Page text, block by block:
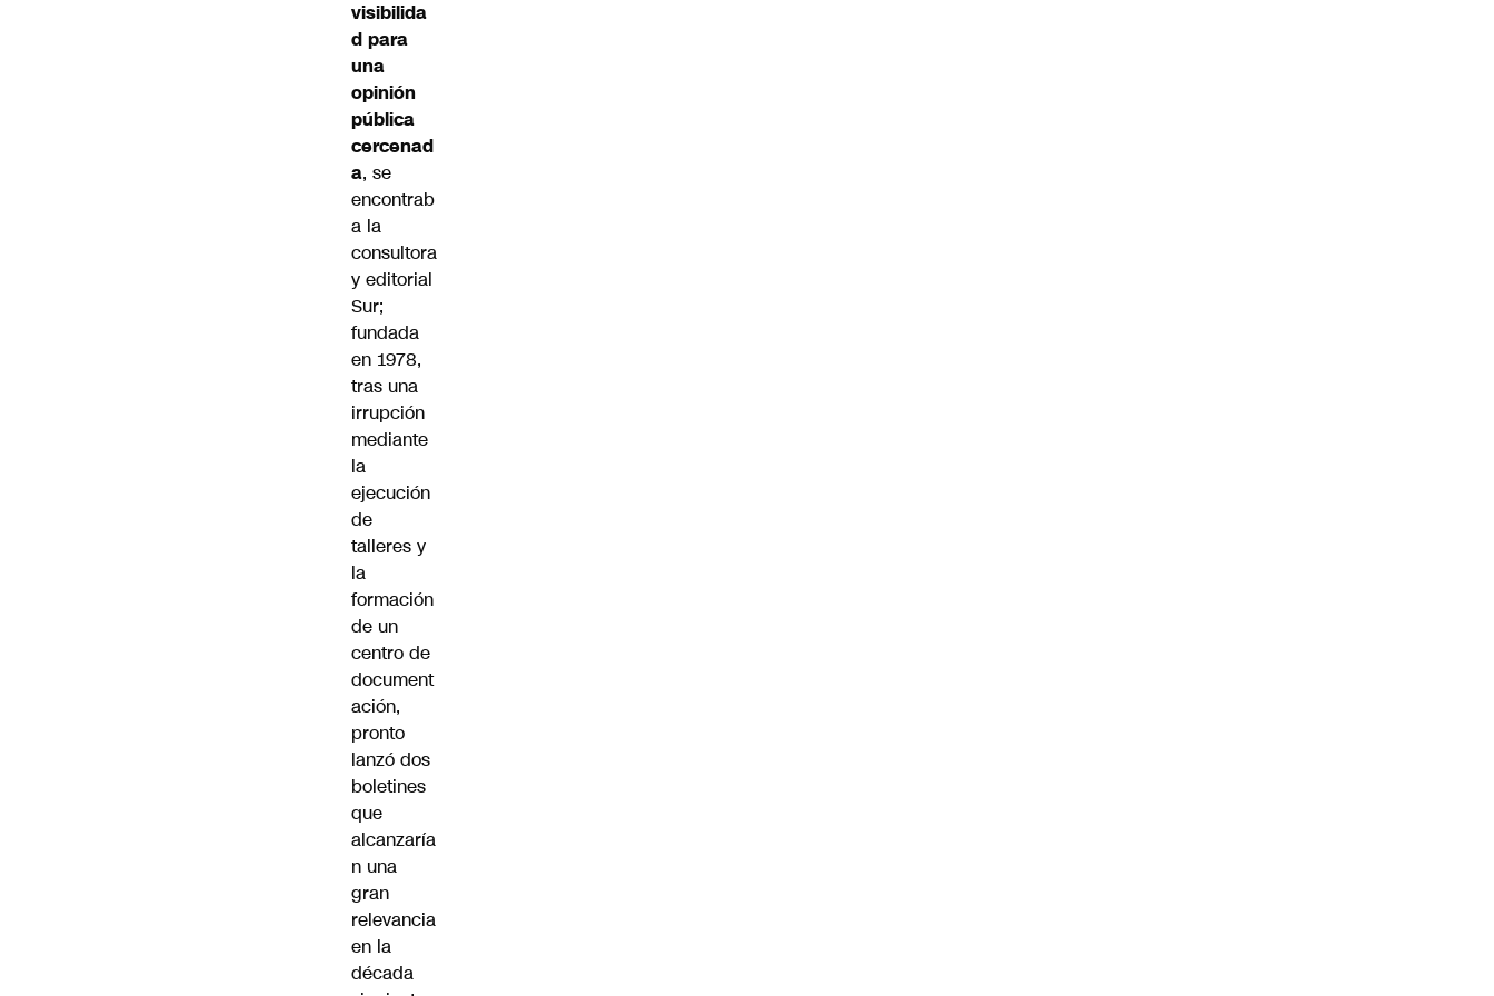
visibilida
d para
una
opinión
pública
cercenad
a, se
encontrab
a la
consultora
y editorial
Sur;
fundada
en 1978,
tras una
irrupción
mediante
la
ejecución
de
talleres y
la
formación
de un
centro de
document
ación,
pronto
lanzó dos
boletines
que
alcanzaría
n una
gran
relevancia
en la
década